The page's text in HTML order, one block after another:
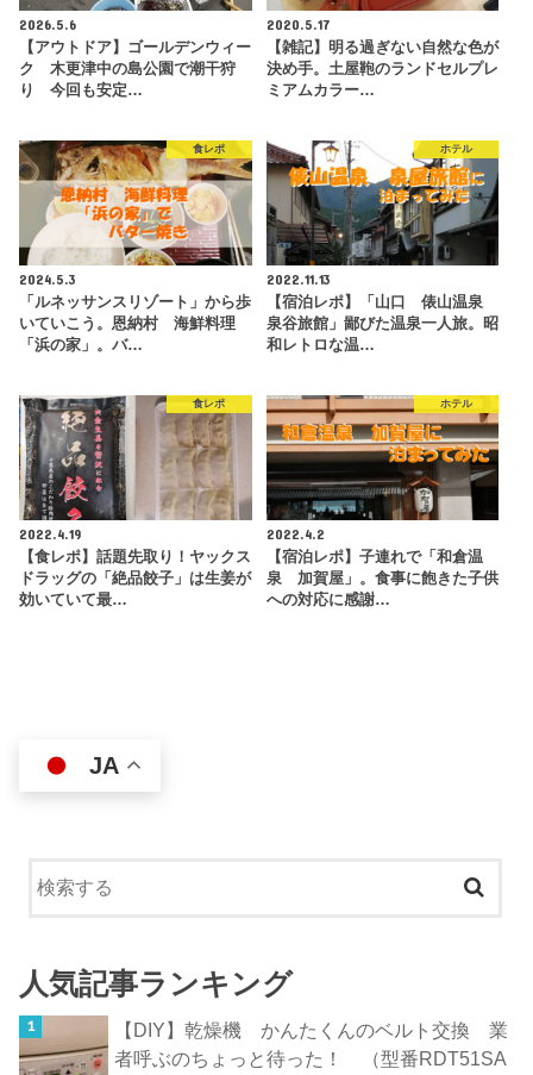
2026.5.6
【アウトドア】ゴールデンウィー
ク 木更津中の島公園で潮干狩
り 今回も安定…
2020.5.17
【雑記】明る過ぎない自然な色が
決め手。土屋鞄のランドセルプレ
ミアムカラー…
食レポ
2024.5.3
「ルネッサンスリゾート」から歩
いていこう。恩納村 海鮮料理
「浜の家」。バ…
ホテル
2022.11.13
【宿泊レポ】「山口 俵山温泉
泉谷旅館」鄙びた温泉一人旅。昭
和レトロな温…
食レポ
2022.4.19
【食レポ】話題先取り！ヤックス
ドラッグの「絶品餃子」は生姜が
効いていて最…
ホテル
2022.4.2
【宿泊レポ】子連れで「和倉温
泉 加賀屋」。食事に飽きた子供
への対応に感謝…
JA
人気記事ランキング
【DIY】乾燥機 かんたくんのベルト交換 業
者呼ぶのちょっと待った！ （型番RDT51SA